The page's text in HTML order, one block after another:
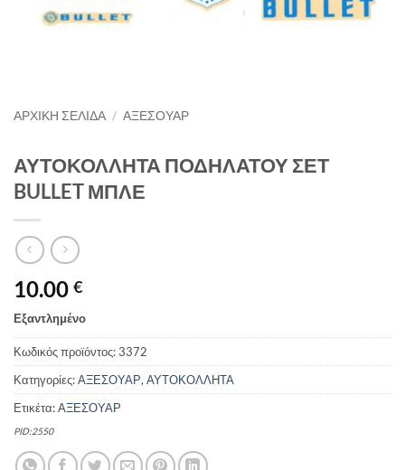
ΑΡΧΙΚΉ ΣΕΛΊΔΑ / ΑΞΕΣΟΥΑΡ
ΑΥΤΟΚΟΛΛΗΤΑ ΠΟΔΗΛΑΤΟΥ ΣΕΤ
BULLET ΜΠΛΕ
10.00 €
Εξαντλημένο
Κωδικός προϊόντος:3372
Κατηγορίες:ΑΞΕΣΟΥΑΡ,ΑΥΤΟΚΟΛΛΗΤΑ
Ετικέτα:ΑΞΕΣΟΥΑΡ
PID:2550